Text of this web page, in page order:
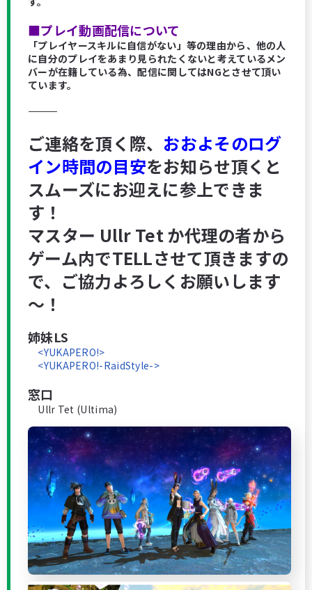
■プレイ動画配信について
「プレイヤースキルに自信がない」等の理由から、他の人
に自分のプレイをあまり見られたくないと考えているメン
バーが在籍している為、配信に関してはNGとさせて頂い
ています。
―――――――――――――――
ご連絡を頂く際、 おおよそのログ
イン時間の目安をお知らせ頂くと
スムーズにお迎えに参上できま
す！
マスター Ullr Tetか代理の者から
ゲーム内でTELLさせて頂きますの
で、ご協力よろしくお願いします
～！
姉妹LS
<YUKAPERO!>
<YUKAPERO!-RaidStyle->
窓口
Ullr Tet (Ultima)